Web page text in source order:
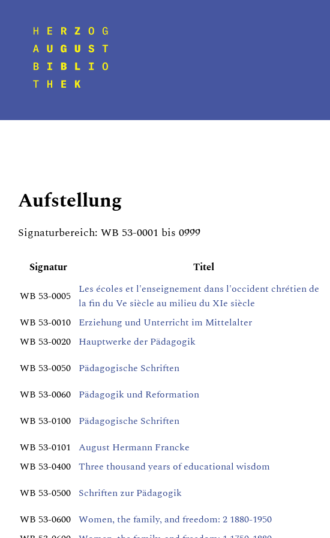
Aufstellung
Signaturbereich: WB 53-0001 bis 0999
Signatur Titel
WB 53-0005 Les écoles et l'enseignement dans l'occident chrétien de
la fin du Ve siècle au milieu du XIe siècle
WB 53-0010 Erziehung und Unterricht im Mittelalter
WB 53-0020 Hauptwerke der Pädagogik
WB 53-0050 Pädagogische Schriften
WB 53-0060 Pädagogik und Reformation
WB 53-0100 Pädagogische Schriften
WB 53-0101 August Hermann Francke
WB 53-0400 Three thousand years of educational wisdom
WB 53-0500 Schriften zur Pädagogik
WB 53-0600 Women, the family, and freedom: 2 1880-1950